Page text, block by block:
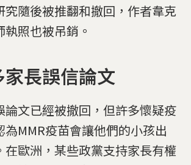
究隨後被推翻和撤回，作者韋克
照也被吊銷。
長誤信論文
論文已經被撤回，但許多懷疑疫
為MMR疫苗會讓他們的小孩出
在歐洲，某些政黨支持家長有權